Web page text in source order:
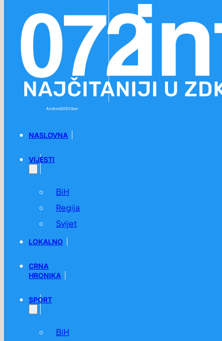
AndroidiOSViber
NASLOVNA
VIJESTI
BiH
Regija
Svijet
LOKALNO
CRNA
HRONIKA
SPORT
BiH